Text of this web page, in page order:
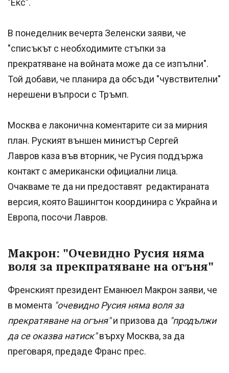
"Екс".
В понеделник вечерта Зеленски заяви, че
"списъкът с необходимите стъпки за
прекратяване на войната може да се изпълни".
Той добави, че планира да обсъди "чувствителни"
нерешени въпроси с Тръмп.
Москва е лаконична коментарите си за мирния
план. Руският външен министър Сергей
Лавров каза във вторник, че Русия поддържа
контакт с американски официални лица.
Очакваме те да ни предоставят редактираната
версия, която Вашингтон координира с Украйна и
Европа, посочи Лавров.
Макрон: "Очевидно Русия няма
воля за прекпратяване на огъня"
Френският президент Еманюел Макрон заяви, че
в момента "очевидно Русия няма воля за
прекратяване на огъня"и призова да "продължи
да се оказва натиск"върху Москва, за да
преговаря, предаде Франс прес.